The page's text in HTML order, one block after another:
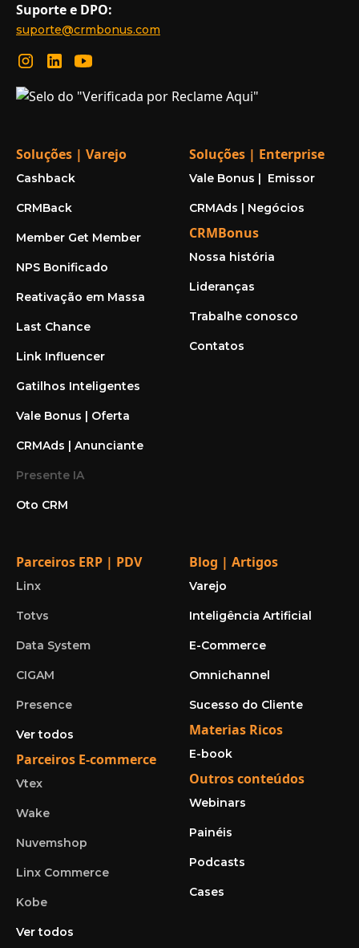
Suporte e DPO:
suporte@crmbonus.com
Soluções | Varejo
Cashback
CRMBack
Member Get Member
NPS Bonificado
Reativação em Massa
Last Chance
Link Influencer
Gatilhos Inteligentes
Vale Bonus | Oferta
CRMAds | Anunciante
Presente IA
Oto CRM
Soluções | Enterprise
Vale Bonus | Emissor
CRMAds | Negócios
CRMBonus
Nossa história
Lideranças
Trabalhe conosco
Contatos
Parceiros ERP | PDV
Linx
Totvs
Data System
CIGAM
Presence
Ver todos
Parceiros E-commerce
Vtex
Wake
Nuvemshop
Linx Commerce
Kobe
Ver todos
Blog | Artigos
Varejo
Inteligência Artificial
E-Commerce
Omnichannel
Sucesso do Cliente
Materias Ricos
E-book
Outros conteúdos
Webinars
Painéis
Podcasts
Cases